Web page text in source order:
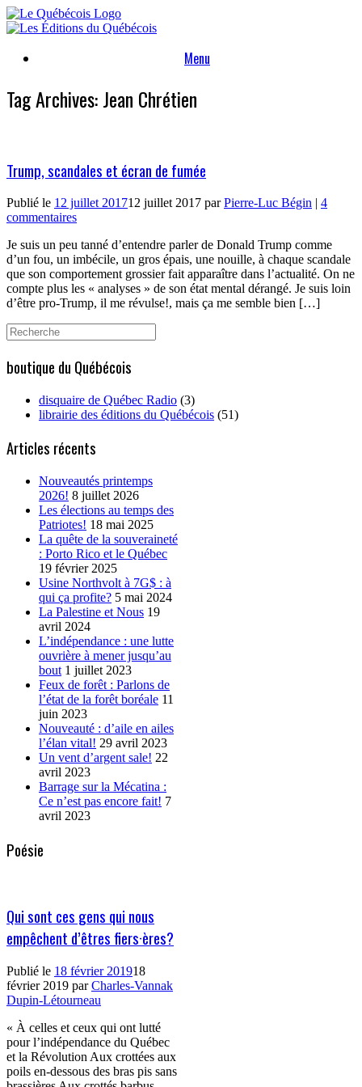
Skip
to
Menu
Tag Archives:Jean Chrétien
Trump, scandales et écran de fumée
Publié le 12 juillet 201712 juillet 2017 parPierre-Luc Bégin | 4
commentaires
Je suis un peu tanné d’entendre parler de Donald Trump comme
d’un fou, un imbécile, un gros épais, une nouille, à chaque scandale
que son comportement grossier fait apparaître dans l’actualité. On ne
compte plus les « analyses » de son état mental dérangé. Je suis loin
d’être pro-Trump, il me révulse!, mais ça me semble bien […]
Search
for:
boutique du Québécois
disquaire de Québec Radio (3)
librairie des éditions du Québécois (51)
Articles récents
Nouveautés printemps
2026! 8 juillet 2026
Les élections au temps des
Patriotes! 18 mai 2025
La quête de la souveraineté
: Porto Rico et le Québec
19 février 2025
Usine Northvolt à 7G$ : à
qui ça profite? 5 mai 2024
La Palestine et Nous 19
avril 2024
L’indépendance : une lutte
ouvrière à mener jusqu’au
bout 1 juillet 2023
Feux de forêt : Parlons de
l’état de la forêt boréale 11
juin 2023
Nouveauté : d’aile en ailes
l’élan vital! 29 avril 2023
Un vent d’argent sale! 22
avril 2023
Barrage sur la Mécatina :
Ce n’est pas encore fait! 7
avril 2023
Poésie
Qui sont ces gens qui nous
empêchent d’êtres fiers·ères?
Publié le 18 février 201918
février 2019 parCharles-Vannak
Dupin-Létourneau
« À celles et ceux qui ont lutté
pour l’indépendance du Québec
et la Révolution Aux crottées aux
poils en-dessous des bras pis sans